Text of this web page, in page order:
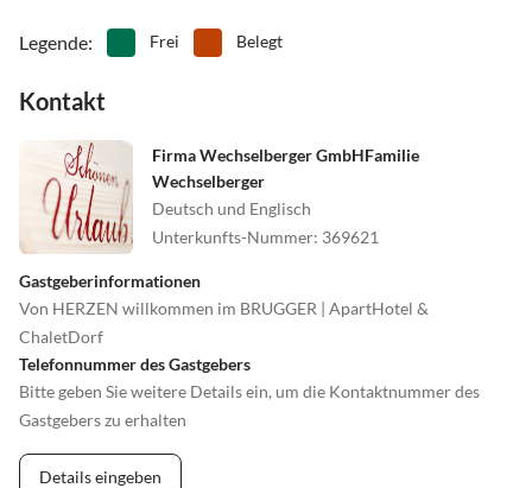
Legende: Frei Belegt
Kontakt
Firma Wechselberger GmbHFamilie
Wechselberger
Deutsch und Englisch
Unterkunfts-Nummer: 369621
Gastgeberinformationen
Von HERZEN willkommen im BRUGGER | ApartHotel &
ChaletDorf
Telefonnummer des Gastgebers
Bitte geben Sie weitere Details ein, um die Kontaktnummer des
Gastgebers zu erhalten
Details eingeben